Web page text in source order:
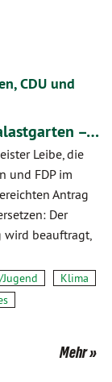
CDU und
–…
Leibe, die
und FDP im
Antrag
Der
wird beauftragt,
Klima
Mehr